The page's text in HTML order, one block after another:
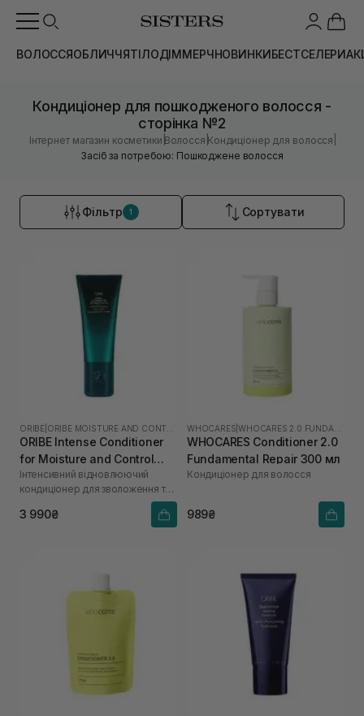
ВОЛОССЯОБЛИЧЧЯТІЛОДІММЕРЧНОВИНКИБЕСТСЕЛЕРИ
Кондиціонер для пошкодженого волосся -
сторінка №2
Інтернет магазин косметики |Волосся |Кондиціонер для волосся
Засіб за потребою: Пошкоджене волосся
Фільтр 1 Сортувати
ORIBE
ORIBE Intense Conditioner
for Moisture and Control
200 мл
Інтенсивний відновлюючий
кондиціонер для зволоження та
контролю "Джерело краси"
3 990₴
WHOCARES |
WHOCARES Conditioner 2.0
Fundamental Repair 300 мл
Кондиціонер для волосся
989₴